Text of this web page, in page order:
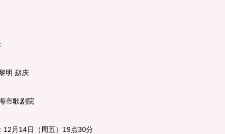
赵庆
歌剧院
月14日（周五）19点30分